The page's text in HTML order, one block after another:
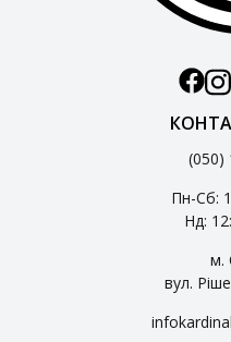
(050)
Пн-Сб:
Нд:
м.
вул.